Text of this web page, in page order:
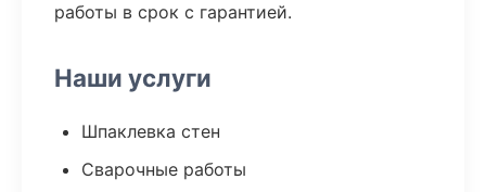
работы в срок с гарантией.
Наши услуги
Шпаклевка стен
Сварочные работы